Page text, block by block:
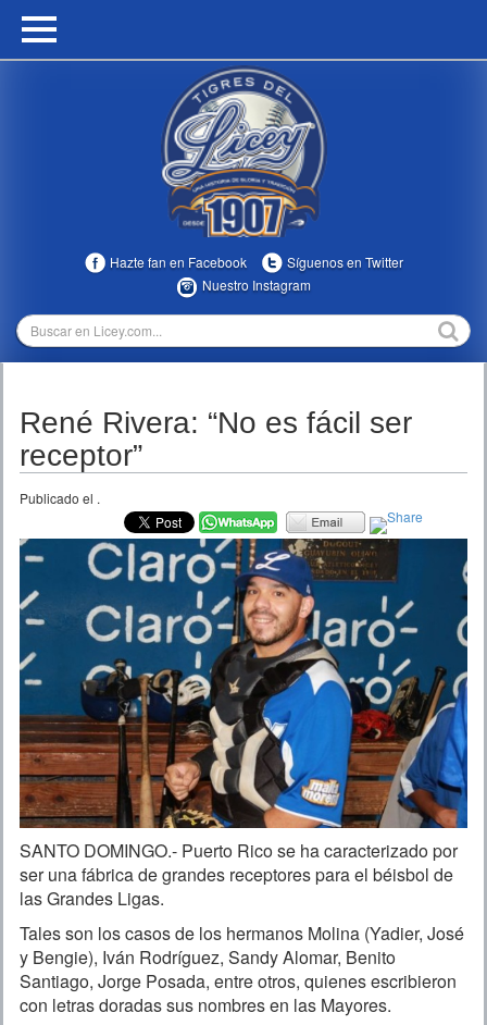
HOME
MULTIMEDIA
TEMPORADAS
Hazte fan en Facebook
Síguenos en Twitter
Nuestro Instagram
René Rivera: “No es fácil ser
receptor”
Publicado el .
SANTO DOMINGO.- Puerto Rico se ha caracterizado por
ser una fábrica de grandes receptores para el béisbol de
las Grandes Ligas.
Tales son los casos de los hermanos Molina (Yadier, José
y Bengie), Iván Rodríguez, Sandy Alomar, Benito
Santiago, Jorge Posada, entre otros, quienes escribieron
con letras doradas sus nombres en las Mayores.